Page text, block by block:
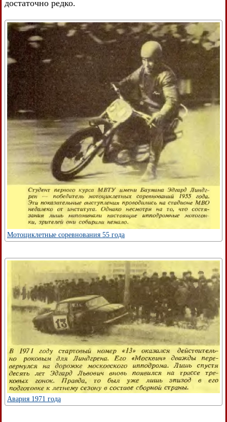
достаточно редко.
Мотоциклетные соревнования 55 года
Авария 1971 года